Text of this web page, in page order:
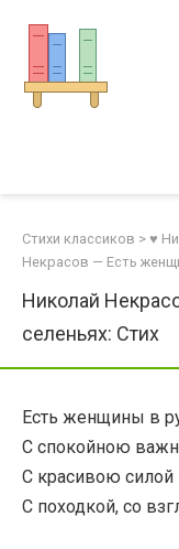
контенту
Стихи классиков > ♥
Некрасов — Есть
Николай
селеньях: Стих
Есть женщины в
С спокойною
С красивою
С походкой, со